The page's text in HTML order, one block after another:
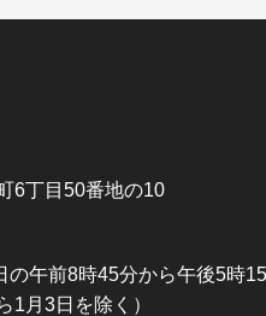
6丁目50番地の10
の午前8時45分から午後5時
1月3日を除く）